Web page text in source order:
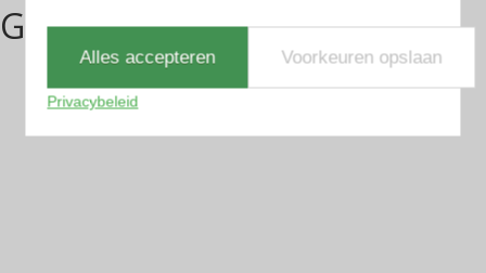
Gerelateerde producten
Alles accepteren Voorkeuren opslaan
Privacybeleid